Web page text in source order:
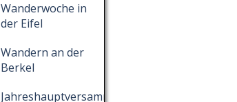
Wanderwoche in
der Eifel
Wandern an der
Berkel
Jahreshauptversammlung